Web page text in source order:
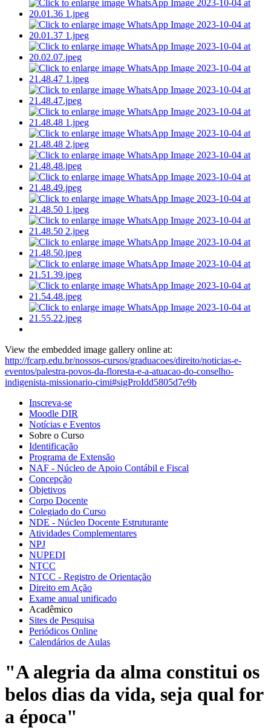
View the embedded image gallery online at:
http://fcarp.edu.br/nossos-cursos/graduacoes/direito/noticias-e-
eventos/palestra-povos-da-floresta-e-a-atuacao-do-conselho-
indigenista-missionario-cimi#sigProIdd5805d7e9b
Inscreva-se
Moodle DIR
Notícias e Eventos
Sobre o Curso
Identificação
Programa de Extensão
NAF - Núcleo de Apoio Contábil e Fiscal
Concepção
Objetivos
Corpo Docente
Colegiado do Curso
NDE - Núcleo Docente Estruturante
Atividades Complementares
NPJ
NUPEDI
NTCC
NTCC - Registro de Orientação
Direito em Ação
Exame anual unificado
Acadêmico
Sites de Pesquisa
Periódicos Online
Calendários de Aulas
"A alegria da alma constitui os
belos dias da vida, seja qual for
a época"